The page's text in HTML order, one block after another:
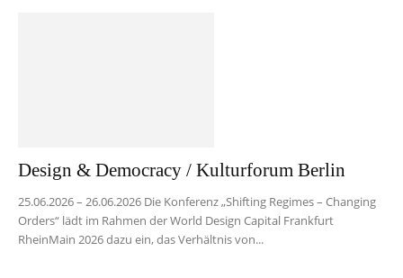
Design & Democracy / Kulturforum Berlin
25.06.2026 – 26.06.2026 Die Konferenz „Shifting Regimes – Changing
Orders“ lädt im Rahmen der World Design Capital Frankfurt
RheinMain 2026 dazu ein, das Verhältnis von...